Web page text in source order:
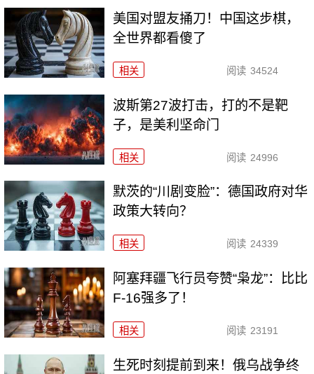
美国对盟友捅刀！中国这步棋，
全世界都看傻了
相关 阅读 34524
波斯第27波打击，打的不是靶
子，是美利坚命门
相关 阅读 24996
默茨的“川剧变脸”：德国政府对华
政策大转向？
相关 阅读 24339
阿塞拜疆飞行员夸赞“枭龙”：比比
F-16强多了！
相关 阅读 23191
生死时刻提前到来！俄乌战争终